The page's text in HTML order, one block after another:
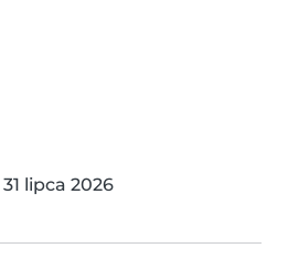
31 lipca 2026